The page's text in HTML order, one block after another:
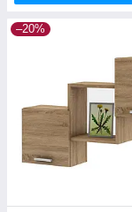
–20%